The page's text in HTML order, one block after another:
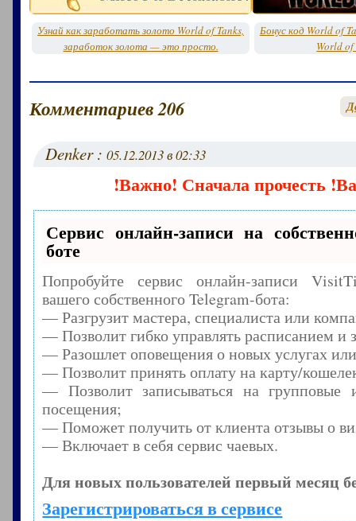
Узнай как заработать золото World of Tanks,
заработок золота — это просто.
Бонус код World of
World of
Комментариев 206
Denker :05.12.2013 в 02:33
!Важно! Сначала прочесть
Сервис онлайн-записи на
боте
Попробуйте сервис онлайн-записи
вашего собственного Telegram-бота:
— Разгрузит мастера, специалиста или
— Позволит гибко управлять расписанием и
— Разошлет оповещения о новых услугах
— Позволит принять оплату на карту/
— Позволит записываться на групповые
посещения;
— Поможет получить от клиента отзывы о
— Включает в себя сервис чаевых.
Для новых пользователей первый месяц
Зарегистрироваться в сервисе